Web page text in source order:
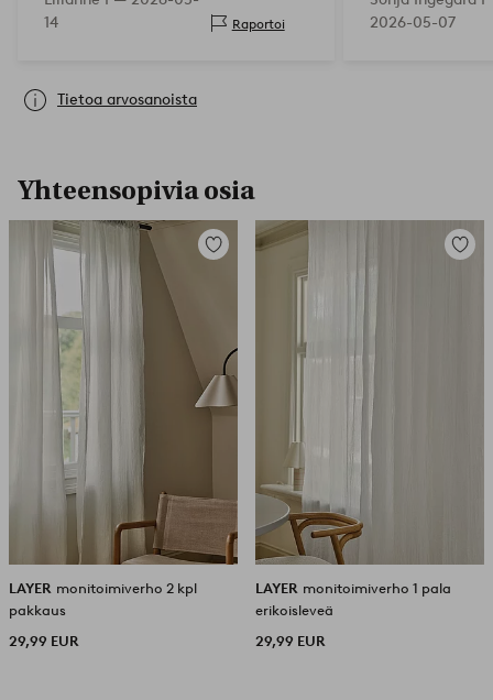
14
Raportoi
2026-05-07
Tietoa arvosanoista
Yhteensopivia osia
Lisää
LAYER monitoimiverho 2 kpl
pakkaus
29,99 EUR
Lisää
LAYER monitoimiverho 1 pala
erikoisleveä
29,99 EUR